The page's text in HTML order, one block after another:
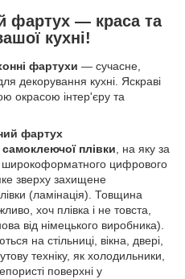
фартух — краса та
кухні!
фартухи — сучасне,
декорування кухні. Яскраві
окрасою інтер'єру та
фартух
самоклеючої плівки, на яку за
цифрового
зверху захищене
(ламінація). Товщина
хоч плівка і не товста,
від німецького виробника).
на стільниці, вікна, двері,
техніку, як холодильники,
поверхні у